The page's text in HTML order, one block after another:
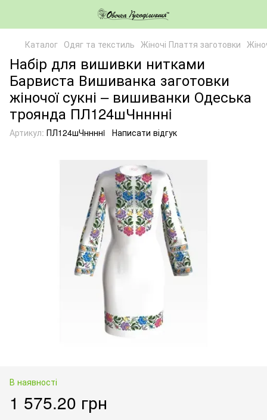
Каталог Одяг та текстиль Жіночі Плаття заготовки
Набір для вишивки нитками
Барвиста Вишиванка заготовки
жіночої сукні – вишиванки Одеська
троянда ПЛ124шЧннннi
Артикул: ПЛ124шЧннннi Написати відгук
В наявності
1 575.20 грн